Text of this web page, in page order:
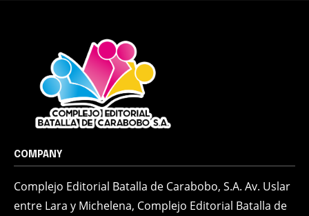
COMPANY
Complejo Editorial Batalla de Carabobo, S.A. Av. Uslar
entre Lara y Michelena, Complejo Editorial Batalla de